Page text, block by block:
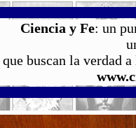
Ciencia y Fe: un
que buscan la verdad